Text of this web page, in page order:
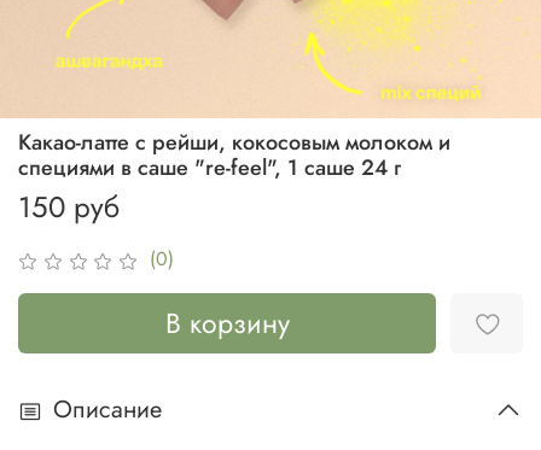
(0)
Какао-латте с рейши, кокосовым молоком и
специями в саше "re-feel", 1 саше 24 г
150 руб
В корзину
Описание